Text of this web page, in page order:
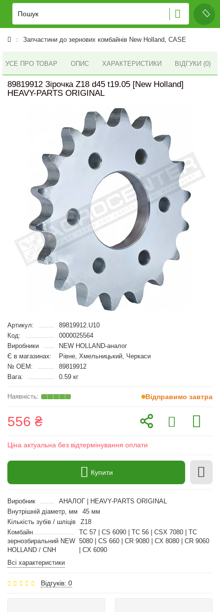
Запчастини до зернових комбайнів New Holland, CASE
УСЕ ПРО ТОВАР ОПИС ХАРАКТЕРИСТИКИ ВІДГУКИ (0)
89819912 Зірочка Z18 d45 t19.05 [New Holland]
HEAVY-PARTS ORIGINAL
Артикул:
89819912.U10
Код:
0000025564
Виробники
NEW HOLLAND-аналог
Є в магазинах:
Рівне, Хмельницький, Черкаси
№ OEM:
89819912
Вага:
0.59 кг
Відправимо завтра
556 ₴
Ціна актуальна без відтермінування оплати
Купити
Виробник
АНАЛОГ | HEAVY-PARTS ORIGINAL
Внутрішній діаметр, мм
45 мм
Кількість зубів / шліців
Z18
Комбайн
зернозбиральний NEW
HOLLAND / CNH
TC 57 | CS 6090 | TC 56 | CSX 7080 | TC
5080 | CS 660 | CR 9080 | CX 8080 | CR 9060
| CX 6090
Всі характеристики
Відгуків: 0